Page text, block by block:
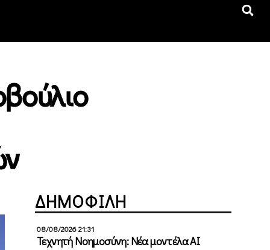
ΔΗΜΟΦΙΛΗ
08/08/2026 21:31
Τεχνητή Νοημοσύνη: Νέα μοντέλα ΑΙ